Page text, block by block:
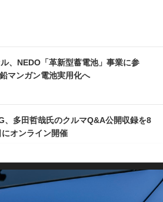
、NEDO「革新型蓄電池」事業に参
マンガン電池実用化へ
、多田哲哉氏のクルマQ&A公開収録を8
にオンライン開催